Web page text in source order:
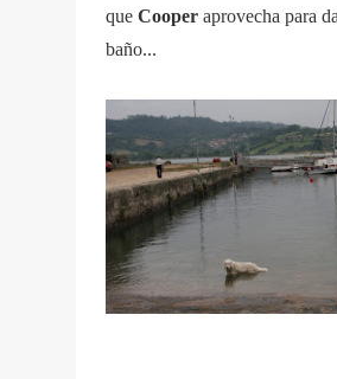
que Cooper aprovecha para
baño...